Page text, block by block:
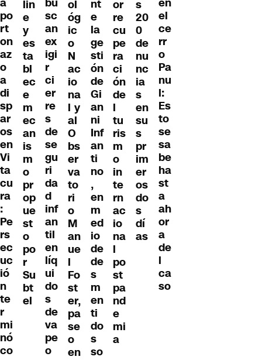
po
rt
on
az
o
a
di
sp
ar
os
en
Vi
ta
cu
ra
:
Pe
rs
ec
uc
ió
n
te
r
mi
nó
co
lin
e
y
es
ta
bl
ec
e
m
ec
an
is
m
o
pr
op
ue
st
o
po
r
Su
bt
el
sc
an
ex
igi
r
ci
er
re
s
de
se
gu
ri
da
d
inf
an
til
en
líq
ui
do
s
de
va
pe
o
ol
óg
ic
o
N
ac
io
na
l y
al
O
bs
er
va
to
ri
o
M
an
ue
l
Fo
st
er,
pa
se
o
en
nt
e
la
ge
sti
ón
de
Gi
an
ni
Inf
an
ti
no
,
en
m
ed
io
de
de
s
m
en
ti
do
s
so
or
re
cu
pe
ra
ci
ón
de
l
tu
ris
m
o
in
te
rn
ac
io
na
l
po
st
pa
nd
e
mi
a
s
20
0
de
nu
nc
ia
s
en
su
s
pr
im
er
os
do
s
dí
as
el
ce
rr
o
Pa
nu
l:
Es
to
se
sa
be
ha
st
a
ah
or
a
de
l
ca
so